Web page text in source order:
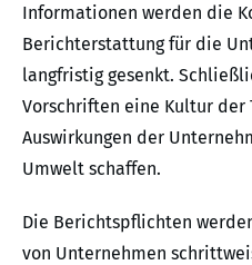
Informationen werden die
Berichterstattung für die
langfristig gesenkt.
Vorschriften eine Kultur der
Auswirkungen der
Umwelt schaffen.
Die Berichtspflichten
von Unternehmen